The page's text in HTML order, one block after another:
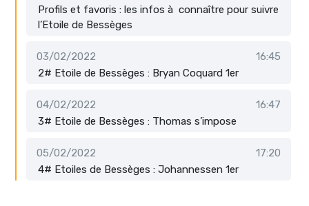
Profils et favoris : les infos à connaître pour suivre
l’Etoile de Bessèges
03/02/2022
16:45
2# Etoile de Bessèges : Bryan Coquard 1er
04/02/2022
16:47
3# Etoile de Bessèges : Thomas s’impose
05/02/2022
17:20
4# Etoiles de Bessèges : Johannessen 1er